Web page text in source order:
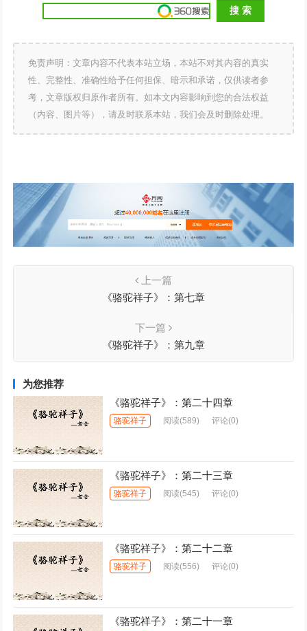
免责声明：文章内容不代表本站立场，本站不对其内容的真实
性、完整性、准确性给予任何担保、暗示和承诺，仅供读者参
考，文章版权归原作者所有。如本文内容影响到您的合法权益
（内容、图片等），请及时联系本站，我们会及时删除处理。
上一篇
《骆驼祥子》：第七章
下一篇
《骆驼祥子》：第九章
为您推荐
《骆驼祥子》：第二十四章
骆驼祥子 阅读(589) 评论(0)
《骆驼祥子》：第二十三章
骆驼祥子 阅读(545) 评论(0)
《骆驼祥子》：第二十二章
骆驼祥子 阅读(556) 评论(0)
《骆驼祥子》：第二十一章